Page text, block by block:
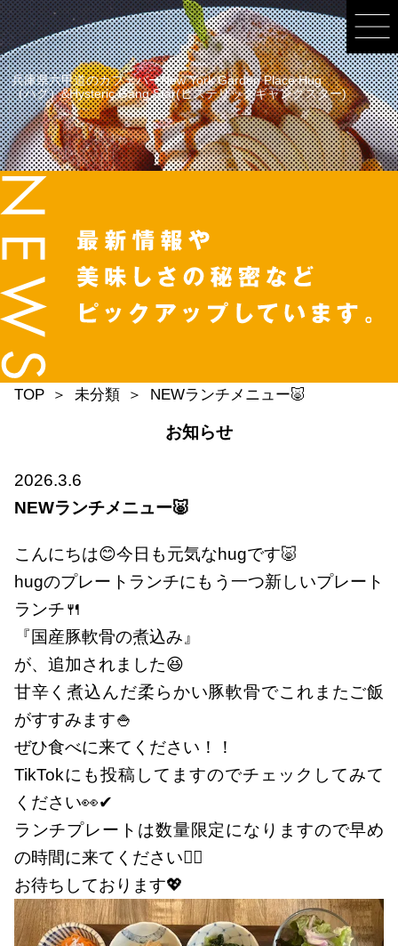
兵庫県六甲道のカフェバーNew York Garden Place Hug
（ハグ）&Hysteric Gang Star(ヒステリックギャングスター)
TOP 未分類 NEWランチメニュー🐷
お知らせ
2026.3.6
NEWランチメニュー🐷
こんにちは😊今日も元気なhugです🐷
hugのプレートランチにもう一つ新しいプレート
ランチ🍴
『国産豚軟骨の煮込み』
が、追加されました😆
甘辛く煮込んだ柔らかい豚軟骨でこれまたご飯
がすすみます🍚
ぜひ食べに来てください！！
TikTokにも投稿してますのでチェックしてみて
ください👀✔
ランチプレートは数量限定になりますので早め
の時間に来てください🏃‍♀️
お待ちしております💖